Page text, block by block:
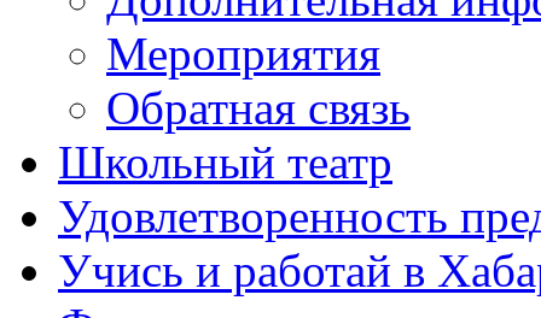
Мероприятия
Обратная связь
Школьный театр
Удовлетворенность
Учись и работай в